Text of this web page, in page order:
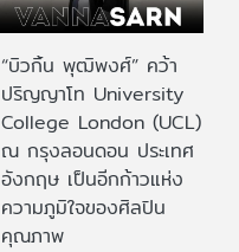
“บิวกิ้น พุฒิพงศ์” คว้า
ปริญญาโท University
College London (UCL)
ณ กรุงลอนดอน ประเทศ
อังกฤษ เป็นอีกก้าวแห่ง
ความภูมิใจของศิลปิน
คุณภาพ